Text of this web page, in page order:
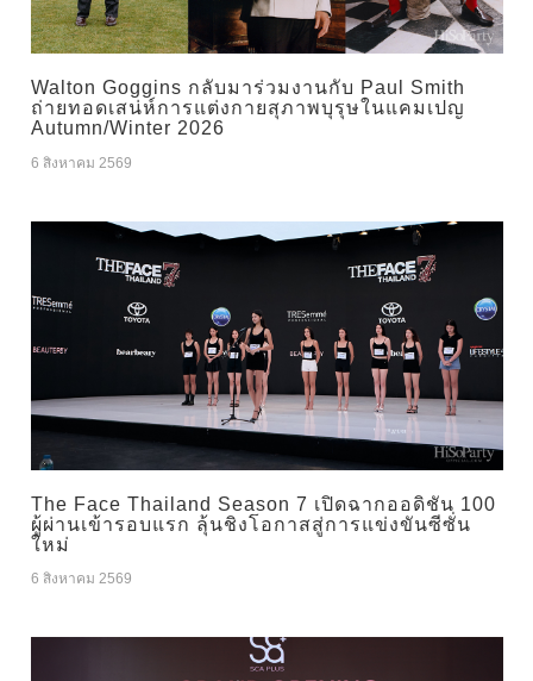
Walton Goggins กลับมาร่วมงานกับ Paul Smith
ถ่ายทอดเสน่ห์การแต่งกายสุภาพบุรุษในแคมเปญ
Autumn/Winter 2026
6 สิงหาคม 2569
The Face Thailand Season 7 เปิดฉากออดิชัน 100
ผู้ผ่านเข้ารอบแรก ลุ้นชิงโอกาสสู่การแข่งขันซีซั่น
ใหม่
6 สิงหาคม 2569